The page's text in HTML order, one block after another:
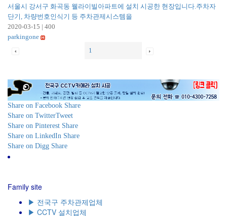
서울시 강서구 화곡동 웰라이빌아파트에 설치 시공한 현장입니다.주차자
단기, 차량번호인식기 등 주차관제시스템을
2020-03-15 | 400
parkingone
1
Share on Facebook Share
Share on TwitterTweet
Share on Pinterest Share
Share on LinkedIn Share
Share on Digg Share
Family site
▶ 전국구 주차관제업체
▶ CCTV 설치업체